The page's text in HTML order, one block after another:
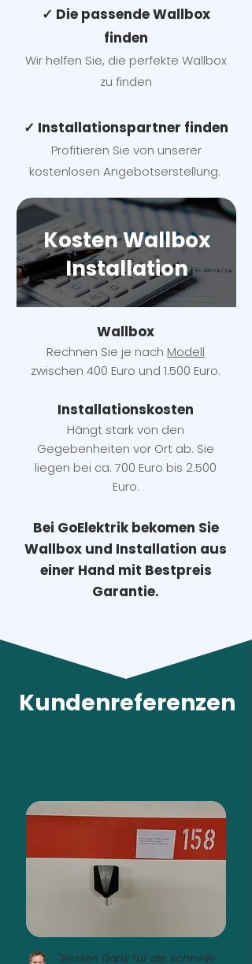
✓ Die passende Wallbox
finden
Wir helfen Sie, die perfekte Wallbox
zu finden
✓ Installationspartner finden
Profitieren Sie von unserer
kostenlosen Angebotserstellung.
Kosten Wallbox
Installation
Wallbox
Rechnen Sie je nach Modell
zwischen 400 Euro und 1.500 Euro.
Installationskosten
Hängt stark von den
Gegebenheiten vor Ort ab. Sie
liegen bei ca. 700 Euro bis 2.500
Euro.
Bei GoElektrik bekomen Sie
Wallbox und Installation aus
einer Hand mit Bestpreis
Garantie.
Kundenreferenzen
"Besten Dank für die schnelle